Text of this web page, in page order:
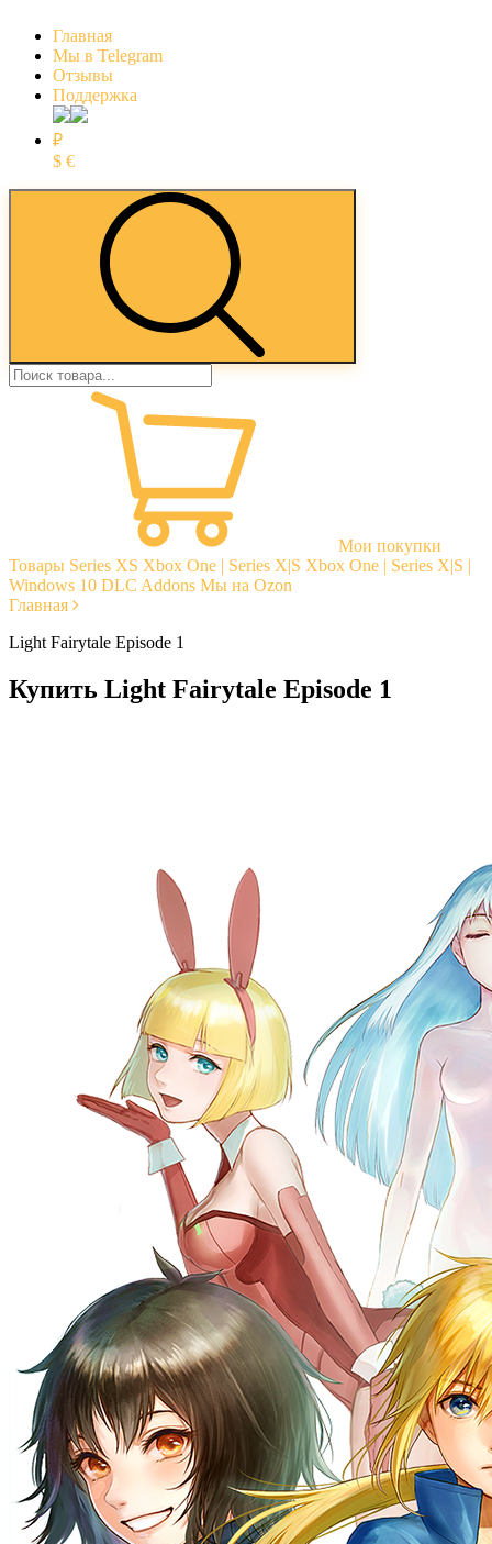
Главная
Мы в Telegram
Отзывы
Поддержка
₽
$ €
Мои покупки
Товары Series XS Xbox One | Series X|S Xbox One | Series X|S |
Windows 10 DLC Addons Мы на Ozon
Главная
Light Fairytale Episode 1
Купить Light Fairytale Episode 1